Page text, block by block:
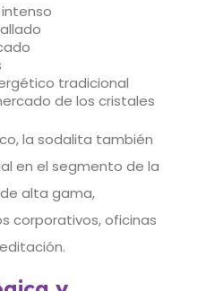
tradicional
de los cristales
la sodalita también
en el segmento de la
alta gama,
corporativos, oficinas